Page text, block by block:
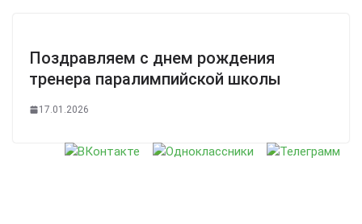
Поздравляем с днем рождения
тренера паралимпийской школы
17.01.2026